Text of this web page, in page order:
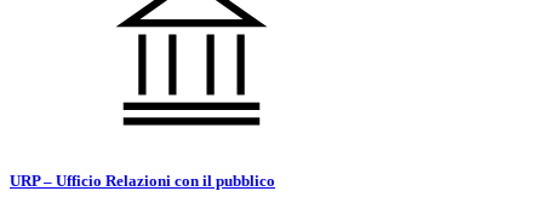
URP – Ufficio Relazioni con il pubblico